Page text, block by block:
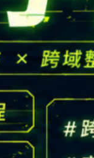
High school
3-4638800 #2706,2707
東路 135 號  元智五館 6 樓